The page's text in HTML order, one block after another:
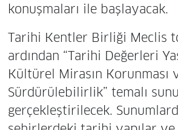
konuşmaları ile başlayacak.
Tarihi Kentler Birliği Meclis
ardından “Tarihi Değerleri
Kültürel Mirasın Korunması
Sürdürülebilirlik” temalı
gerçekleştirilecek.